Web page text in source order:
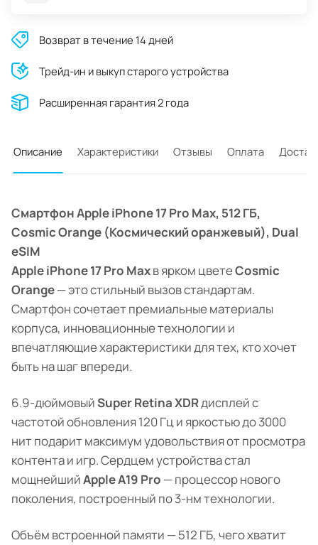
Возврат в течение 14 дней
Трейд-ин и выкуп старого устройства
Расширенная гарантия 2 года
Описание Характеристики Отзывы Оплата
Смартфон Apple iPhone 17 Pro Max, 512 ГБ,
Cosmic Orange (Космический оранжевый), Dual
eSIM
Apple iPhone 17 Pro Maxв ярком цветеCosmic
Orange— это стильный вызов стандартам.
Смартфон сочетает премиальные материалы
корпуса, инновационные технологии и
впечатляющие характеристики для тех, кто хочет
быть на шаг впереди.
6.9-дюймовыйSuper Retina XDRдисплей с
частотой обновления 120 Гц и яркостью до 3000
нит подарит максимум удовольствия от просмотра
контента и игр. Сердцем устройства стал
мощнейшийApple A19 Pro — процессор нового
поколения, построенный по 3-нм технологии.
Объём встроенной памяти — 512 ГБ, чего хватит